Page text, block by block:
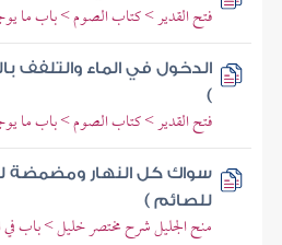
فتح القدير > كتاب الصوم > باب ما
الدخول في الماء والتلفف
)
فتح القدير > كتاب الصوم > باب ما
سواك كل النهار ومضمضة
للصائم )
منح الجليل شرح مختصر خليل > باب في